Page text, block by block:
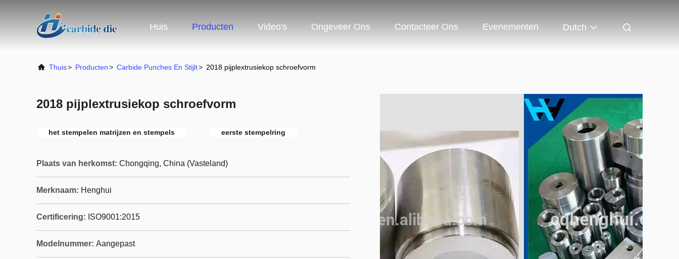
Huis Producten Video's Ongeveer Ons Contacteer Ons Evenementen Dutch
Thuis> Producten> Carbide Punches En Stijlt> 2018 pijplextrusiekop schroefvorm
2018 pijplextrusiekop schroefvorm
het stempelen matrijzen en stempels eerste stempelring
Plaats van herkomst: Chongqing, China (Vasteland)
Merknaam: Henghui
Certificering: ISO9001:2015
Modelnummer: Aangepast